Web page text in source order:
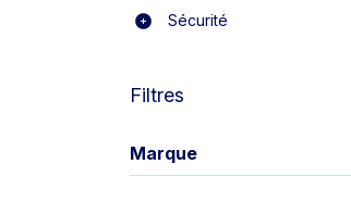
Sécurité
Filtres
Marque